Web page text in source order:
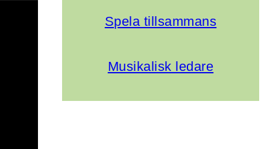
Spela tillsammans
Musikalisk ledare